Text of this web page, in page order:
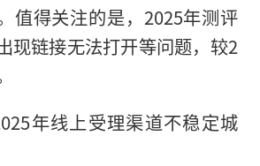
值得关注的是，2025年测评
现链接无法打开等问题，较2
年线上受理渠道不稳定城